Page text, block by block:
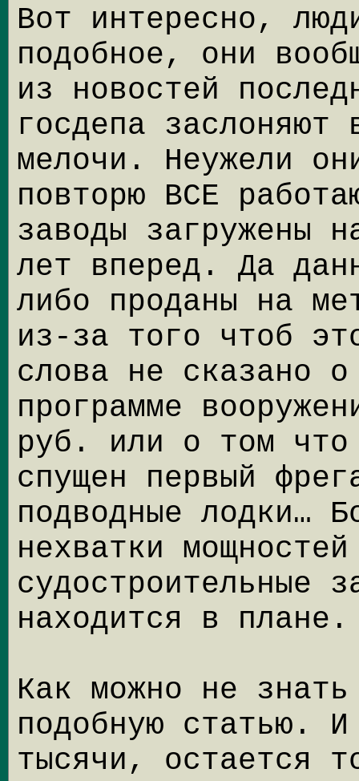
Вот интересно,
подобное, они
из новостей
госдепа заслоняют
мелочи. Неужели
повторю ВСЕ
заводы загружены
лет вперед. Да
либо проданы на
из-за того чтоб
слова не сказано о
программе
руб. или о том что
спущен первый
подводные лодки…
нехватки
судостроительные
находится в плане.
Как можно не
подобную статью.
тысячи, остается